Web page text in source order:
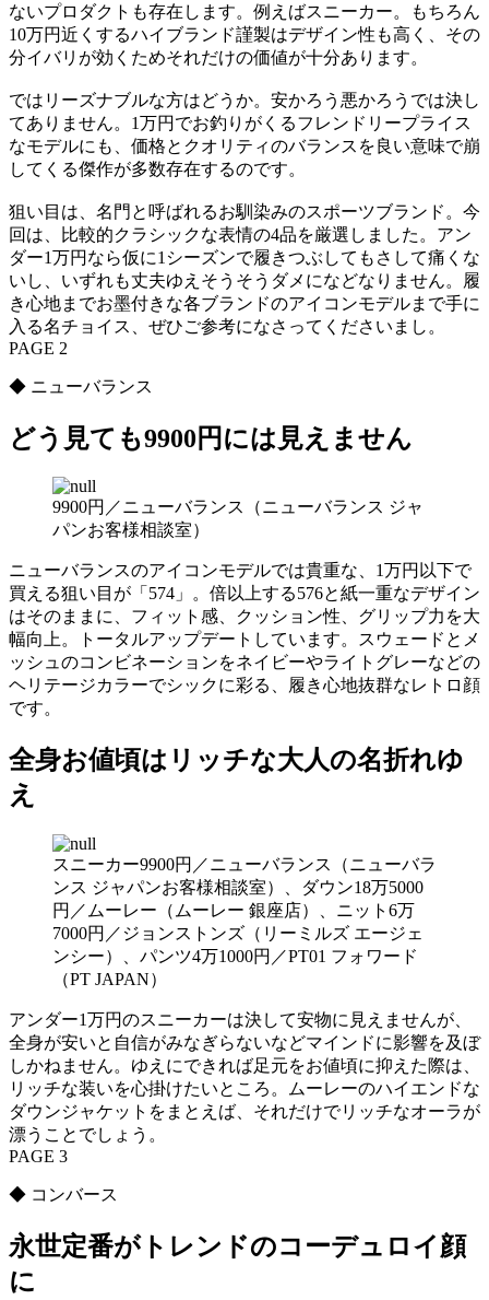
ないプロダクトも存在します。例えばスニーカー。もちろん
10万円近くするハイブランド謹製はデザイン性も高く、その
分イバリが効くためそれだけの価値が十分あります。
ではリーズナブルな方はどうか。安かろう悪かろうでは決し
てありません。1万円でお釣りがくるフレンドリープライス
なモデルにも、価格とクオリティのバランスを良い意味で崩
してくる傑作が多数存在するのです。
狙い目は、名門と呼ばれるお馴染みのスポーツブランド。今
回は、比較的クラシックな表情の4品を厳選しました。アン
ダー1万円なら仮に1シーズンで履きつぶしてもさして痛くな
いし、いずれも丈夫ゆえそうそうダメになどなりません。履
き心地までお墨付きな各ブランドのアイコンモデルまで手に
入る名チョイス、ぜひご参考になさってくださいまし。
PAGE 2
◆ ニューバランス
どう見ても9900円には見えません
9900円／ニューバランス（ニューバランス ジャ
パンお客様相談室）
ニューバランスのアイコンモデルでは貴重な、1万円以下で
買える狙い目が「574」。倍以上する576と紙一重なデザイン
はそのままに、フィット感、クッション性、グリップ力を大
幅向上。トータルアップデートしています。スウェードとメ
ッシュのコンビネーションをネイビーやライトグレーなどの
ヘリテージカラーでシックに彩る、履き心地抜群なレトロ顔
です。
全身お値頃はリッチな大人の名折れゆ
え
スニーカー9900円／ニューバランス（ニューバラ
ンス ジャパンお客様相談室）、ダウン18万5000
円／ムーレー（ムーレー 銀座店）、ニット6万
7000円／ジョンストンズ（リーミルズ エージェ
ンシー）、パンツ4万1000円／PT01 フォワード
（PT JAPAN）
アンダー1万円のスニーカーは決して安物に見えませんが、
全身が安いと自信がみなぎらないなどマインドに影響を及ぼ
しかねません。ゆえにできれば足元をお値頃に抑えた際は、
リッチな装いを心掛けたいところ。ムーレーのハイエンドな
ダウンジャケットをまとえば、それだけでリッチなオーラが
漂うことでしょう。
PAGE 3
◆ コンバース
永世定番がトレンドのコーデュロイ顔
に